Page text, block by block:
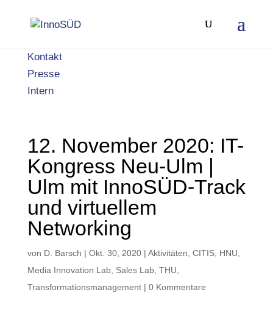
Kontakt
Presse
Intern
12. November 2020: IT-
Kongress Neu-Ulm |
Ulm mit InnoSÜD-Track
und virtuellem
Networking
von D. Barsch | Okt. 30, 2020| Aktivitäten CITIS, HNU
Media Innovation Lab, Sales Lab, THU
Transformationsmanagement| 0 Kommentare